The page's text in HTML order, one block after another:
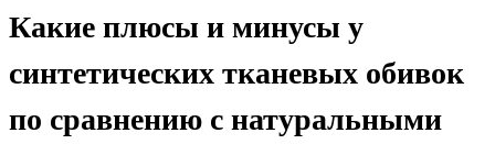
Какие плюсы и минусы у
синтетических тканевых обивок
по сравнению с натуральными